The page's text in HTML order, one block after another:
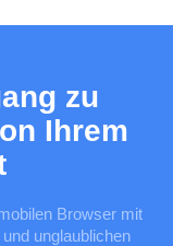
zu
Ihrem
Browser mit
unglaublichen